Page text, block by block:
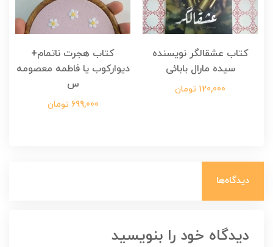
کتاب عشقالگر نویسنده
سیده مارال بابائی
120,000 تومان
کتاب هجرت ناتمام+
دیوارکوب یا فاطمه معصومه
س
699,000 تومان
دیدگاه‌ها
دیدگاه خود را بنویسید